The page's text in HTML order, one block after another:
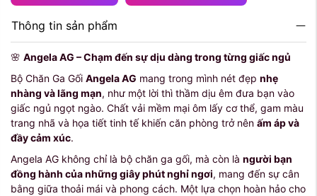
Thông tin sản phẩm
🌸 Angela AG – Chạm đến sự dịu dàng trong từng giấc ngủ
Bộ Chăn Ga Gối Angela AG mang trong mình nét đẹp nhẹ
nhàng và lãng mạn, như một lời thì thầm dịu êm đưa bạn vào
giấc ngủ ngọt ngào. Chất vải mềm mại ôm lấy cơ thể, gam màu
trang nhã và họa tiết tinh tế khiến căn phòng trở nên ấm áp và
đầy cảm xúc.
Angela AG không chỉ là bộ chăn ga gối, mà còn là người bạn
đồng hành của những giây phút nghỉ ngơi, mang đến sự cân
bằng giữa thoải mái và phong cách. Một lựa chọn hoàn hảo cho